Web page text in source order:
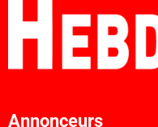
Annonceurs